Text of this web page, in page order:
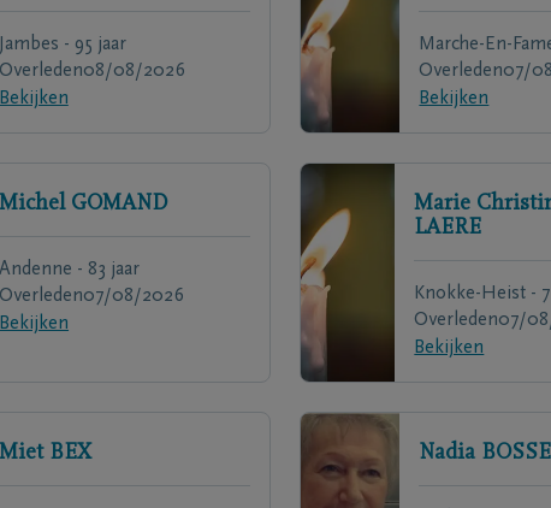
Jambes - 95 jaar
Overleden08/08/2026
Bekijken
Marche-En-
Overleden07/
Bekijken
Michel GOMAND
Andenne - 83 jaar
Overleden07/08/2026
Bekijken
Marie
LAERE
Knokke-Heist -
Overleden07/
Bekijken
Miet BEX Nadia BOSSE